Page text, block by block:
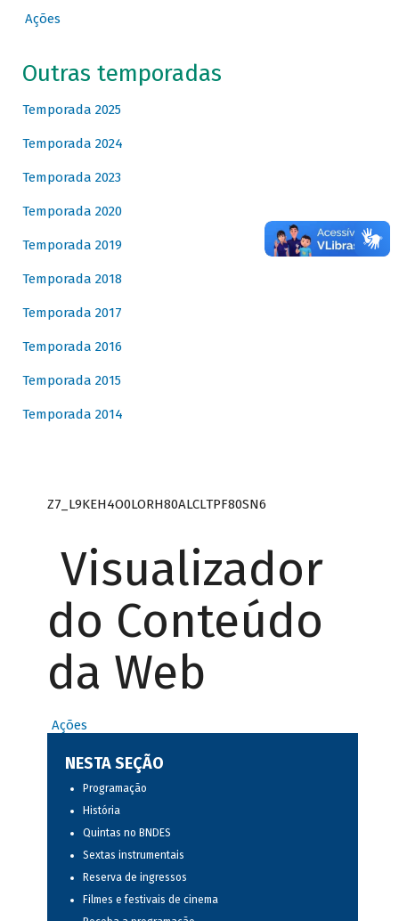
Ações
Outras temporadas
Temporada 2025
Temporada 2024
Temporada 2023
Temporada 2020
Temporada 2019
Temporada 2018
Temporada 2017
Temporada 2016
Temporada 2015
Temporada 2014
Z7_L9KEH4O0LORH80ALCLTPF80SN6
Visualizador
do Conteúdo
da Web
Ações
NESTA SEÇÃO
Programação
História
Quintas no BNDES
Sextas instrumentais
Reserva de ingressos
Filmes e festivais de cinema